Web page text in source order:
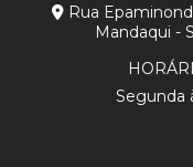
Rua
Mandaqui -
Segunda